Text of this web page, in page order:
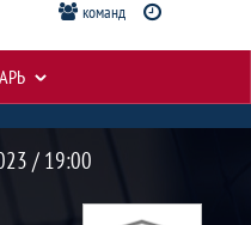
команд
матча 11
/ 19:00